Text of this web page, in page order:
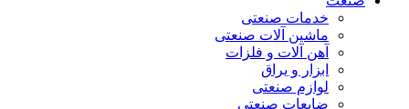
خدمات صنعتی
ماشین آلات صنعتی
آهن آلات و فلزات
ابزار و یراق
لوازم صنعتی
ضایعات صنعتی